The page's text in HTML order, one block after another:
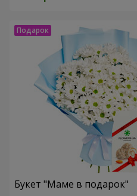
Букет "Маме в подарок"